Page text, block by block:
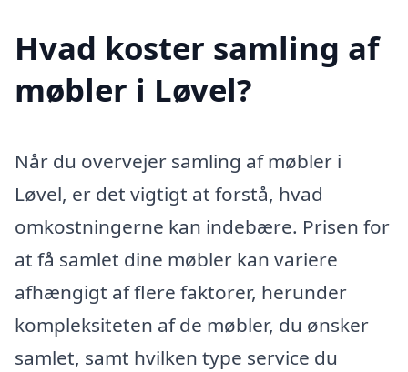
Hvad koster samling af
møbler i Løvel?
Når du overvejer samling af møbler i
Løvel, er det vigtigt at forstå, hvad
omkostningerne kan indebære. Prisen for
at få samlet dine møbler kan variere
afhængigt af flere faktorer, herunder
kompleksiteten af de møbler, du ønsker
samlet, samt hvilken type service du